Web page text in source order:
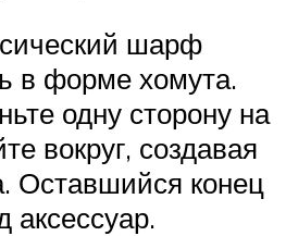
шарф
в форме хомута.
одну сторону на
вокруг, создавая
Оставшийся конец
аксессуар.